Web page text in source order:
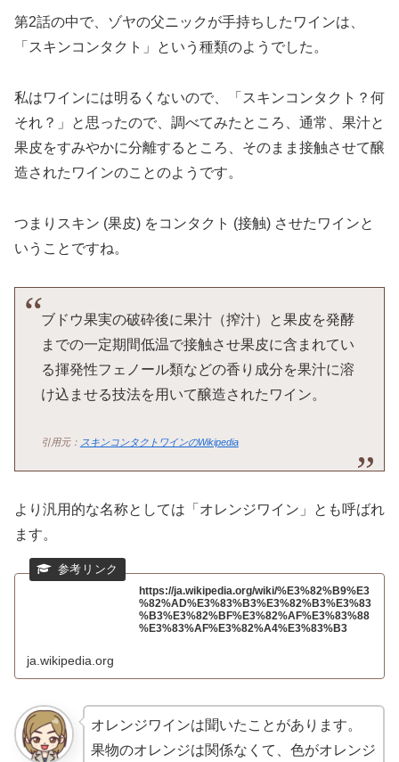
第2話の中で、ゾヤの父ニックが手持ちしたワインは、
「スキンコンタクト」という種類のようでした。
私はワインには明るくないので、「スキンコンタクト？何
それ？」と思ったので、調べてみたところ、通常、果汁と
果皮をすみやかに分離するところ、そのまま接触させて醸
造されたワインのことのようです。
つまりスキン (果皮) をコンタクト (接触) させたワインと
いうことですね。
ブドウ果実の破砕後に果汁（搾汁）と果皮を発酵
までの一定期間低温で接触させ果皮に含まれてい
る揮発性フェノール類などの香り成分を果汁に溶
け込ませる技法を用いて醸造されたワイン。
引用元： スキンコンタクトワインのWikipedia
より汎用的な名称としては「オレンジワイン」とも呼ばれ
ます。
https://ja.wikipedia.org/wiki/%E3%82%B9%E3
%82%AD%E3%83%B3%E3%82%B3%E3%83
%B3%E3%82%BF%E3%82%AF%E3%83%88
%E3%83%AF%E3%82%A4%E3%83%B3
ja.wikipedia.org
オレンジワインは聞いたことがあります。
果物のオレンジは関係なくて、色がオレンジ